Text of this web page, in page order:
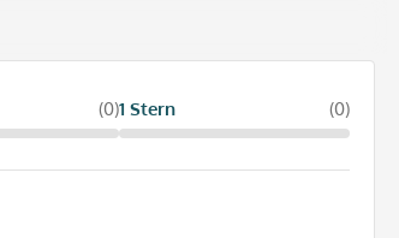
(0)1 Stern (0)